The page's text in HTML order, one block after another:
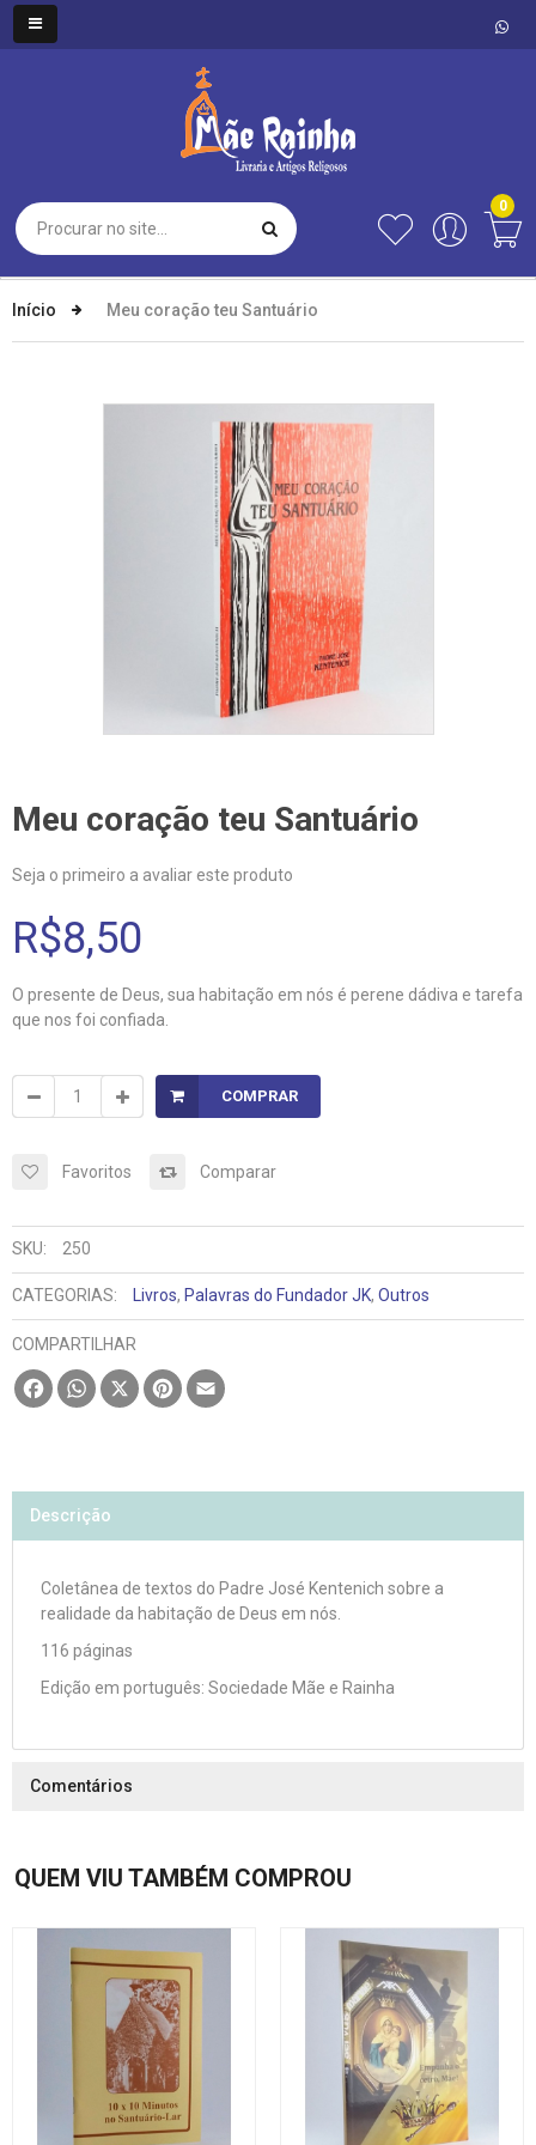
0
Início Meu coração teu Santuário
Meu coração teu Santuário
Seja o primeiro a avaliar este produto
R$8,50
O presente de Deus, sua habitação em nós é perene dádiva e tarefa
que nos foi confiada.
COMPRAR
Favoritos Comparar
SKU: 250
CATEGORIAS: Livros, Palavras do Fundador JK, Outros
COMPARTILHAR
FacebookWhatsApp
X Pinterest
Descrição
Coletânea de textos do Padre José Kentenich sobre a
realidade da habitação de Deus em nós.
116 páginas
Edição em português: Sociedade Mãe e Rainha
Comentários
QUEM VIU TAMBÉM COMPROU